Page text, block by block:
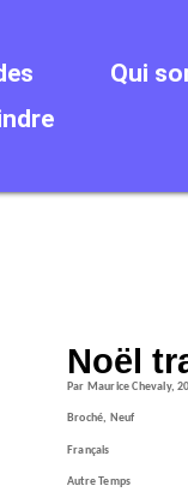
Qui
Noël
Par Maurice Chevaly,
Broché, Neuf
Français
Autre Temps